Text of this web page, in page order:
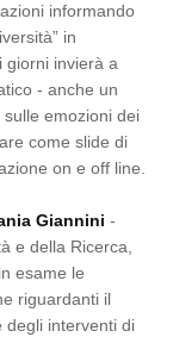
informando
in
giorni invierà a
- anche un
emozioni dei
come slide di
on e off line.
Giannini -
e della Ricerca,
esame le
riguardanti il
degli interventi di